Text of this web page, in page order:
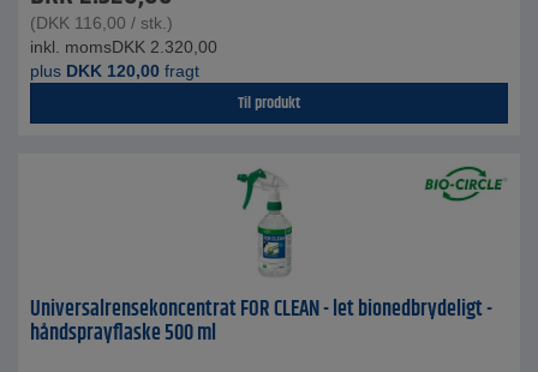
(DKK 116,00 / stk.)
inkl. momsDKK 2.320,00
plus DKK 120,00 fragt
Til produkt
Universalrensekoncentrat FOR CLEAN - let bionedbrydeligt -
håndsprayflaske 500 ml